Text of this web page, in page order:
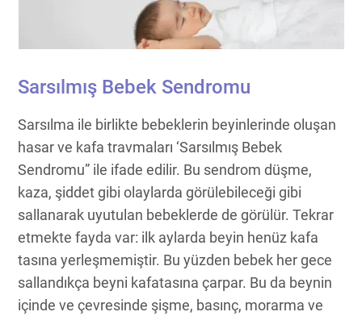
Sarsılmış Bebek Sendromu
Sarsılma ile birlikte bebeklerin beyinlerinde oluşan
hasar ve kafa travmaları ‘Sarsılmış Bebek
Sendromu” ile ifade edilir. Bu sendrom düşme,
kaza, şiddet gibi olaylarda görülebileceği gibi
sallanarak uyutulan bebeklerde de görülür. Tekrar
etmekte fayda var: ilk aylarda beyin henüz kafa
tasına yerleşmemiştir. Bu yüzden bebek her gece
sallandıkça beyni kafatasına çarpar. Bu da beynin
içinde ve çevresinde şişme, basınç, morarma ve